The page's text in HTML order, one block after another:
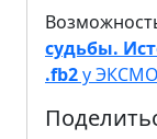
судьбы.
.fb2у ЭКСМО